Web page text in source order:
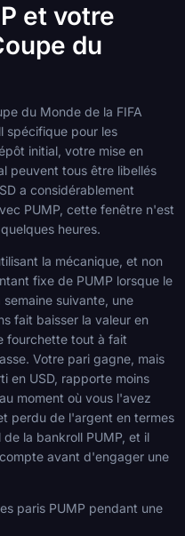
et votre
du
du Monde de la FIFA
spécifique pour les
initial, votre mise en
peuvent tous être libellés
a considérablement
PUMP, cette fenêtre n'est
heures.
la mécanique, et non
fixe de PUMP lorsque le
suivante, une
fait baisser la valeur en
fourchette tout à fait
Votre pari gagne, mais
en USD, rapporte moins
moment où vous l'avez
perdu de l'argent en termes
la bankroll PUMP, et il
avant d'engager une
paris PUMP pendant une